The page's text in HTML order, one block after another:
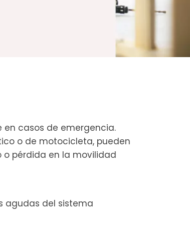
casos de emergencia.
o de motocicleta, pueden
o pérdida en la movilidad
agudas del sistema